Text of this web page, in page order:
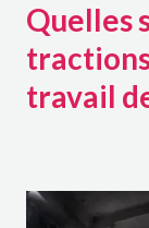
Quelles
travail